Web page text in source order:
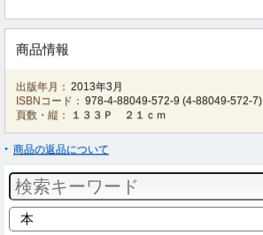
商品情報
出版年月： 2013年3月
ISBNコード： 978-4-88049-572-9 (4-88049-572-7)
頁数・縦：
１３３Ｐ ２１ｃｍ
商品の返品について